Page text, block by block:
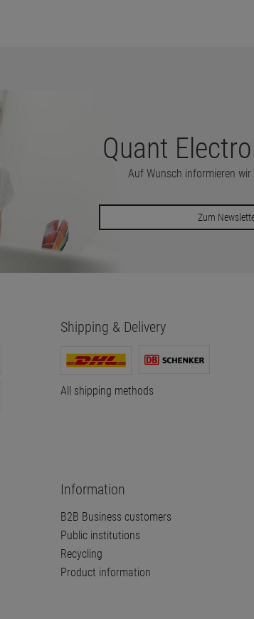
Quant
Auf Wunsch informieren
Zum
Shipping & Delivery
All shipping methods
Information
B2B Business customers
Public institutions
Recycling
Product information